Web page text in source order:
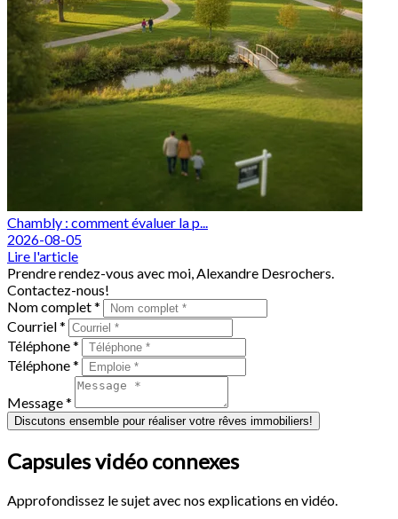
Chambly : comment évaluer la p...
2026-08-05
Lire l'article
Prendre rendez-vous avec moi, Alexandre Desrochers.
Contactez-nous!
Nom complet *
Courriel *
Téléphone *
Téléphone *
Message *
Discutons ensemble pour réaliser votre rêves immobiliers!
Capsules vidéo connexes
Approfondissez le sujet avec nos explications en vidéo.